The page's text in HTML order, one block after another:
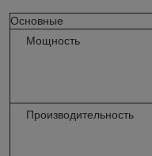
Основные
Мощность
Производительность